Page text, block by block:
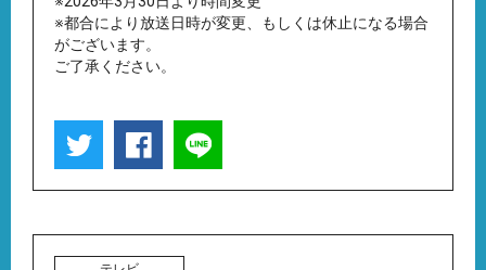
※都合により放送日時が変更、もしくは休止になる場合
がございます。
ご了承ください。